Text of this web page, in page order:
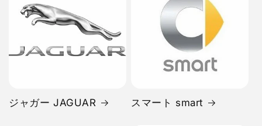
ジャガー JAGUAR スマート smart